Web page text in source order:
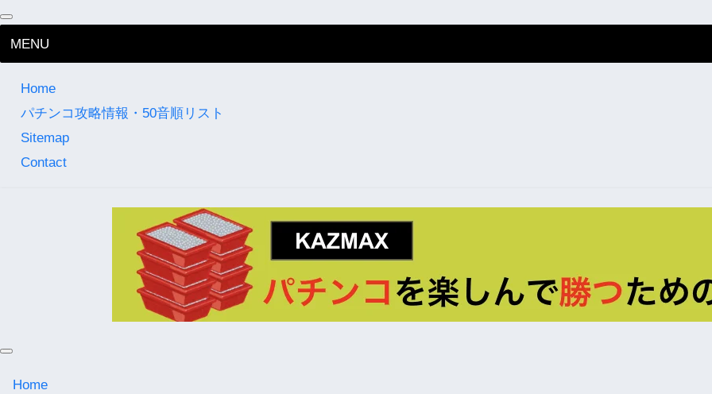
MENU
Home
パチンコ攻略情報・50音順リスト
Sitemap
Contact
Home